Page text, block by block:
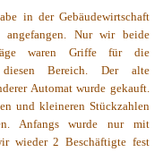
in der Gebäudewirtschaft
Nur wir beide
waren Griffe für die
Bereich. Der alte
Automat wurde gekauft.
und kleineren Stückzahlen
Anfangs wurde nur mit
wieder 2 Beschäftigte fest